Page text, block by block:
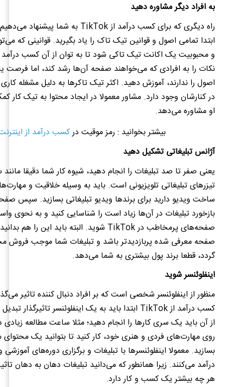
به افراد دیگر مشاوره دهید
راه دیگری که برای کسب درآمد ازTikTok به شما پیشنهاد
ابتدا تمامی اصول و قوانین تیک تاک را یاد بگیرید. قوانینی که
و محبوبیت یک اکانت تیک تاکی شود تا به توان از آن کسب
نکات را به افرادی که می‌خواهند صفحه آن‌ها رشد کند، اما فرصت
اصول را ندارند، آموزش دهید. اکثر تیک تاکرها به دلیل مشغله
در کنارشان وجود دارد. مشاور معمولا در ایجاد محتوا به تیک کار
او مشاوره می‌دهد.
بیشتر بخوانید : رمز موقیت درکسب درآمد از
آژانس تبلیغاتی تشکیل دهید
یعنی صفر تا صد تبلیغات را انجام دهید، شیوه کار شما دقیقا مانند
تیزرهای تبلیغاتی تلویزیونی است. باید به وسیله خلاقیت و
ساخت ویدیو دارید برای برند‌ها ویدیو تبلیغاتی بسازید. سپس
بازخورد تبلیغات در آن‌ها زیاد است را شناسایی کنید و به نحوی
صفحه‌های پرمخاطب درTikTok شوید. البته باید این را هم
صفحه‌ معرفی شده پربازدید‌تر باشد و تبلیغات شما موجب فروش
گردد، قطعا برند پول بیشتری به شما می‌دهد.
اینفلوئنسر شوید
منظور از اینفلوئنسر شخصی است که بر افراد دنبال کننده تاثیر
کسب درآمد ازTikTok ابتدا باید به یک اینفلوئنسر تاثیرگذار
از آن باید یک سری کارها را انجام دهید؛ مثلا ساعت مطالعه
روی مهارت‌های فردی و هنری خود، کار کنید تا بتوانید یک محتوای
بسازید. معمولا اینفلوئنسرها با تبلیغات و برگزاری دوره‌های
درآمد می‌کنند. زیرا همانطور که می‌دانید تبلیغات دهان به دهان
هر چه بیشتر یک کسب و کار دارد.